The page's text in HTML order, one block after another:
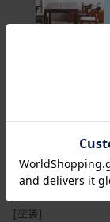
[座面高さ(SH)]
[フレーム]
[塗装]